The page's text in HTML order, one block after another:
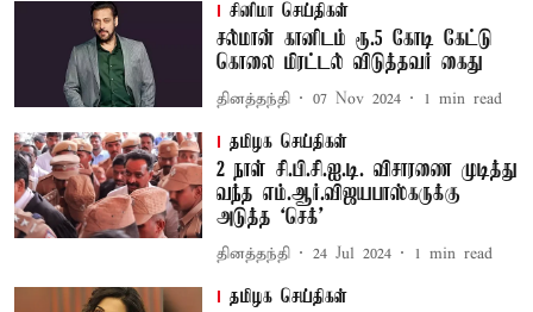
சினிமா செய்திகள்
சல்மான் கானிடம் ரூ.5 கோடி கேட்டு
கொலை மிரட்டல் விடுத்தவர் கைது
தினத்தந்தி 07 Nov 2024 1 min read
தமிழக செய்திகள்
2 நாள் சி.பி.சி.ஐ.டி. விசாரணை முடித்து
வந்த எம்.ஆர்.விஜயபாஸ்கருக்கு
அடுத்த `செக்'
தினத்தந்தி 24 Jul 2024 1 min read
தமிழக செய்திகள்